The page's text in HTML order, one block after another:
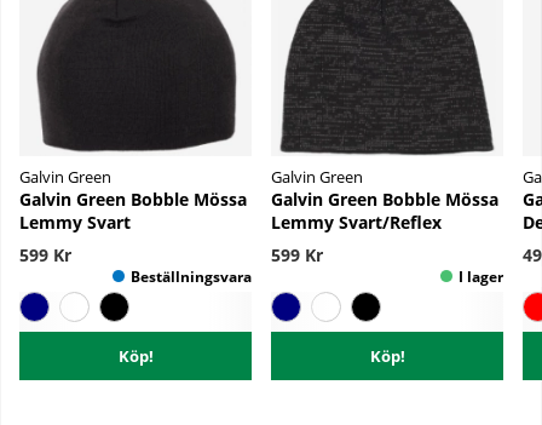
Galvin Green
Galvin Green Bobble Mössa
Lemmy Svart
599 Kr
Köp!
Galvin Green
Galvin Green Bobble Mössa
Lemmy Svart/Reflex
599 Kr
Köp!